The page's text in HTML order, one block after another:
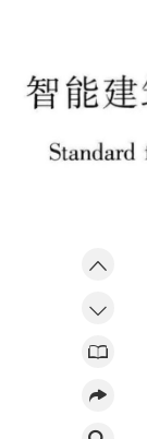
智能建
Standard